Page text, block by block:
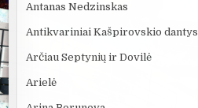
Antanas Nedzinskas
Antikvariniai Kašpirovskio dantys
Arčiau Septynių ir Dovilė
Arielė